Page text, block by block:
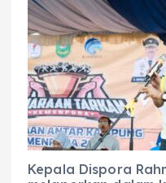
Kepala Dispora